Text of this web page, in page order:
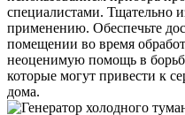
специалистами. Тщательно
применению. Обеспечьте
помещении во время
неоценимую помощь в
которые могут привести к
дома.